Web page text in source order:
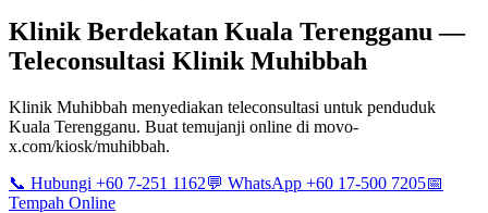
Klinik Berdekatan Kuala Terengganu —
Teleconsultasi Klinik Muhibbah
Klinik Muhibbah menyediakan teleconsultasi untuk penduduk
Kuala Terengganu. Buat temujanji online di movo-
x.com/kiosk/muhibbah.
📞 Hubungi +60 7-251 1162💬 WhatsApp +60 17-500 7205📅
Tempah Online